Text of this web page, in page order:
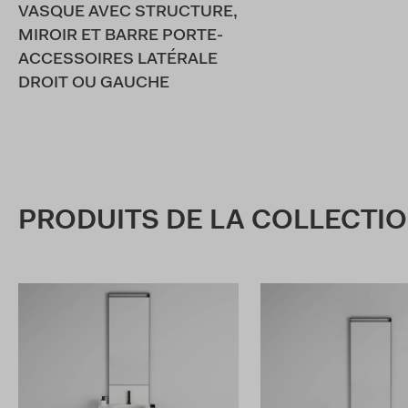
VASQUE AVEC STRUCTURE,
MIROIR ET BARRE PORTE-
ACCESSOIRES LATÉRALE
DROIT OU GAUCHE
PRODUITS DE LA